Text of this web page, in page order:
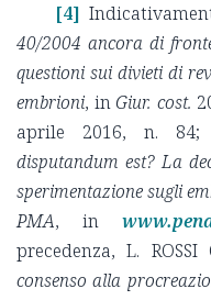
[4]
40/2004 ancora di
questioni sui divieti di
embrioni, inGiur. cost.
aprile 2016, n.
disputandum est? La
sperimentazione sugli
PMA, in
precedenza, L. ROSSI
consenso alla